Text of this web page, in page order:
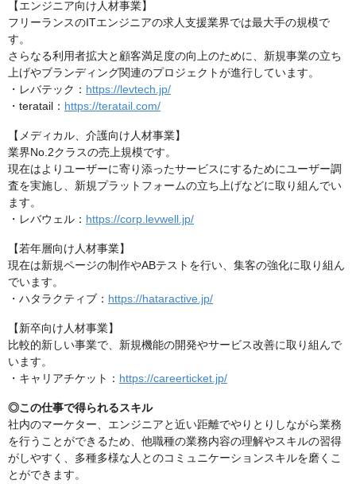
【エンジニア向け人材事業】
フリーランスのITエンジニアの求人支援業界では最大手の規模で
す。
さらなる利用者拡大と顧客満足度の向上のために、新規事業の立ち
上げやブランディング関連のプロジェクトが進行しています。
・レバテック： https://levtech.jp/
・teratail： https://teratail.com/
【メディカル、介護向け人材事業】
業界No.2クラスの売上規模です。
現在はよりユーザーに寄り添ったサービスにするためにユーザー調
査を実施し、新規プラットフォームの立ち上げなどに取り組んでい
ます。
・レバウェル： https://corp.levwell.jp/
【若年層向け人材事業】
現在は新規ページの制作やABテストを行い、集客の強化に取り組ん
でいます。
・ハタラクティブ： https://hataractive.jp/
【新卒向け人材事業】
比較的新しい事業で、新規機能の開発やサービス改善に取り組んで
います。
・キャリアチケット： https://careerticket.jp/
◎この仕事で得られるスキル
社内のマーケター、エンジニアと近い距離でやりとりしながら業務
を行うことができるため、他職種の業務内容の理解やスキルの習得
がしやすく、多種多様な人とのコミュニケーションスキルを磨くこ
とができます。